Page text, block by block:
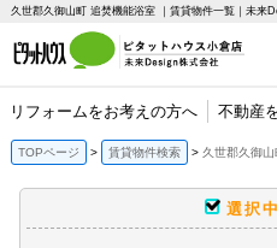
久世郡久御山町 追焚機能浴室 ｜賃貸物件一覧｜未来
リフォームをお考えの方へ 不動産
TOPページ 賃貸物件検索 久世郡久御
選択